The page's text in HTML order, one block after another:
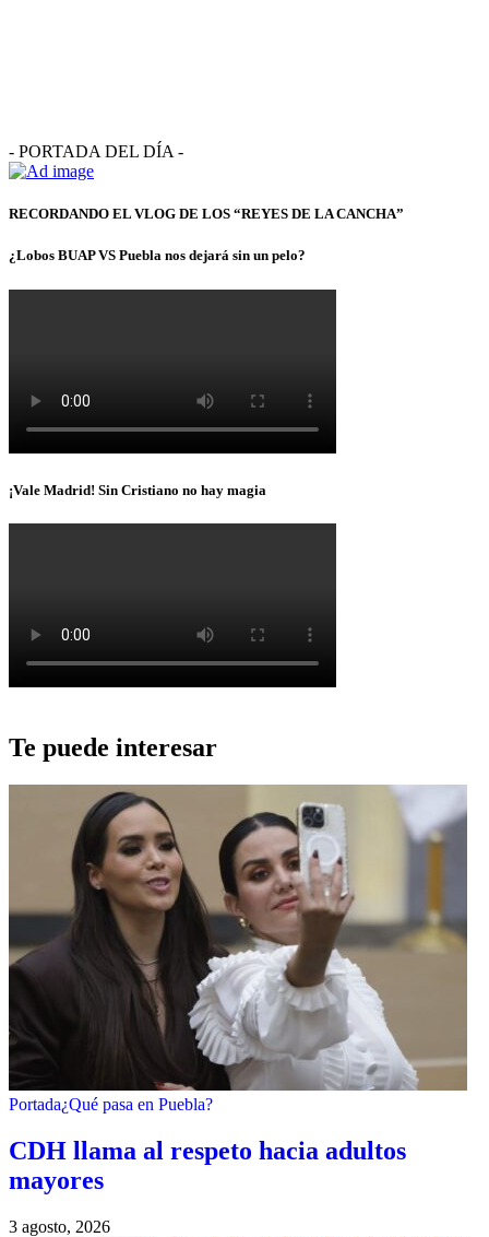
- PORTADA DEL DÍA -
RECORDANDO EL VLOG DE LOS “REYES DE LA CANCHA”
¿Lobos BUAP VS Puebla nos dejará sin un pelo?
¡Vale Madrid! Sin Cristiano no hay magia
Te puede interesar
Portada¿Qué pasa en Puebla?
CDH llama al respeto hacia adultos
mayores
3 agosto, 2026